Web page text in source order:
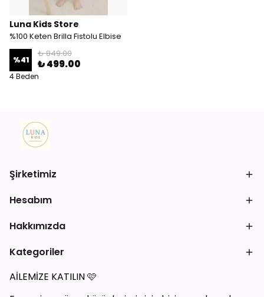
Luna Kids Store
%100 Keten Brilla Fistolu Elbise
%41
₺ 849.00
₺ 499.00
4 Beden
Şirketimiz
Hesabım
Hakkımızda
Kategoriler
AİLEMİZE KATILIN🩷